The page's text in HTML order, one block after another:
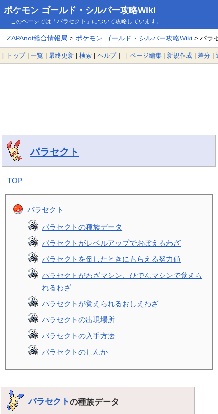
ポケモン ゴールド・シルバー攻略Wiki
このページでは「パラセクト」について攻略しています。
ZAPAnet総合情報局 > ポケモン ゴールド・シルバー攻略Wiki> パラ
[ トップ| 一覧 | 最終更新 | 検索 | ヘルプ] [ ページ編集 | 新規作成 | 差分 |
パラセクト †
TOP
パラセクト
パラセクトの種族データ
パラセクトがレベルアップでおぼえるわざ
パラセクトを倒したときにもらえる努力値
パラセクトがわざマシン、ひでんマシンで覚えら
れるわざ
パラセクトが覚えられるおしえわざ
パラセクトの出現場所
パラセクトの入手方法
パラセクトのしんか
パラセクトの種族データ†